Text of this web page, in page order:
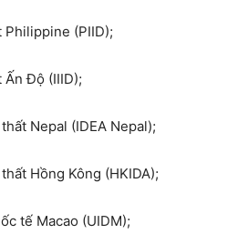
(PIID);
Độ (IIID);
Nepal (IDEA Nepal);
Hồng Kông (HKIDA);
tế Macao (UIDM);